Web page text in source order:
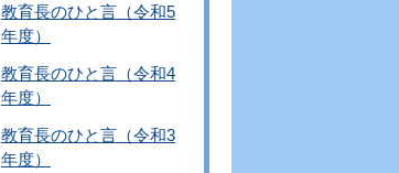
教育長のひと言（令和5
年度）
教育長のひと言（令和4
年度）
教育長のひと言（令和3
年度）